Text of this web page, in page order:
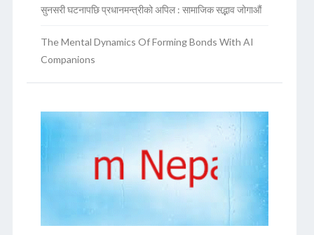
सुनसरी घटनापछि प्रधानमन्त्रीको अपिल : सामाजिक सद्भाव जोगाऔं
The Mental Dynamics Of Forming Bonds With AI
Companions